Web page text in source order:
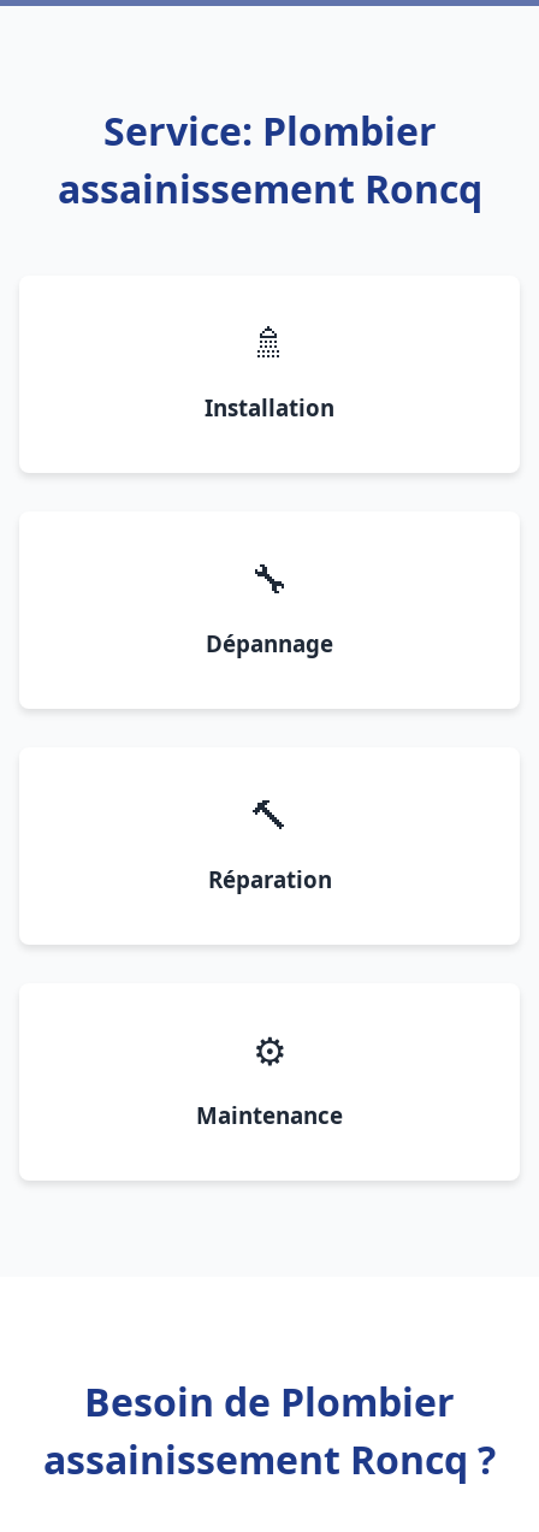
Service: Plombier
assainissement Roncq
🚿
Installation
🔧
Dépannage
🔨
Réparation
⚙️
Maintenance
Besoin de Plombier
assainissement Roncq ?